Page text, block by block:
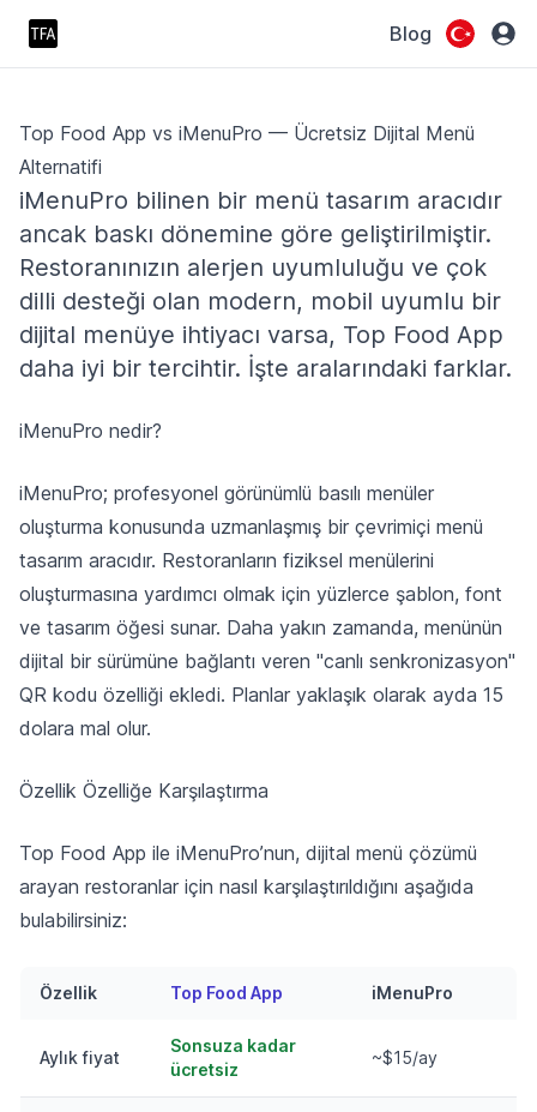
Blog
Top Food App vs iMenuPro — Ücretsiz Dijital Menü
Alternatifi
iMenuPro bilinen bir menü tasarım aracıdır
ancak baskı dönemine göre geliştirilmiştir.
Restoranınızın alerjen uyumluluğu ve çok
dilli desteği olan modern, mobil uyumlu bir
dijital menüye ihtiyacı varsa, Top Food App
daha iyi bir tercihtir. İşte aralarındaki farklar.
iMenuPro nedir?
iMenuPro; profesyonel görünümlü basılı menüler
oluşturma konusunda uzmanlaşmış bir çevrimiçi menü
tasarım aracıdır. Restoranların fiziksel menülerini
oluşturmasına yardımcı olmak için yüzlerce şablon, font
ve tasarım öğesi sunar. Daha yakın zamanda, menünün
dijital bir sürümüne bağlantı veren "canlı senkronizasyon"
QR kodu özelliği ekledi. Planlar yaklaşık olarak ayda 15
dolara mal olur.
Özellik Özelliğe Karşılaştırma
Top Food App ile iMenuPro’nun, dijital menü çözümü
arayan restoranlar için nasıl karşılaştırıldığını aşağıda
bulabilirsiniz:
Özellik Top Food App iMenuPro
Aylık fiyat
Sonsuza kadar
ücretsiz
~$15/ay